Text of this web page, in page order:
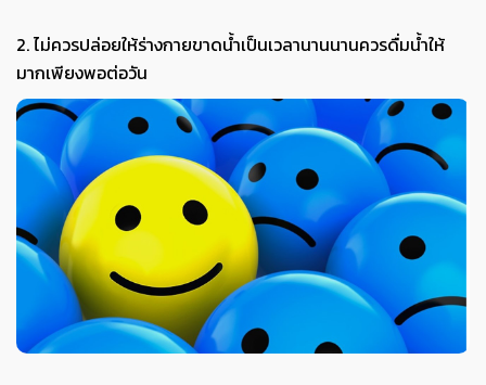
2. ไม่ควรปล่อยให้ร่างกายขาดน้ำเป็นเวลานานนานควรดื่มน้ำให้
มากเพียงพอต่อวัน